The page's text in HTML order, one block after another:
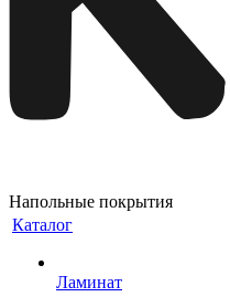
Напольные покрытия
Каталог
Ламинат